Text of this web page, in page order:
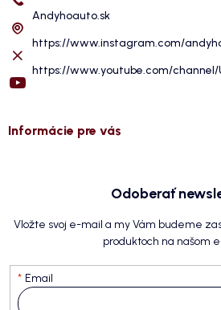
Andyhoauto.sk
https://www.instagram.com/
https://www.youtube.com/channel/
Informácie pre vás
Odoberať
Vložte svoj e-mail a my Vám budeme
produktoch na našom
Email